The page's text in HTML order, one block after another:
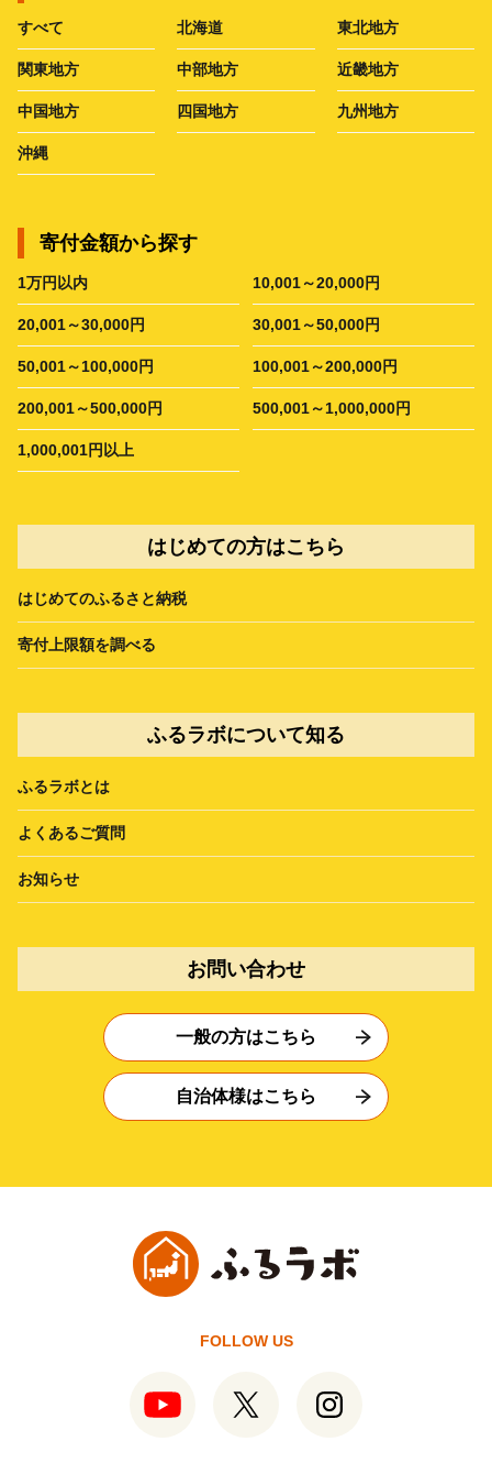
すべて 北海道 東北地方
関東地方 中部地方 近畿地方
中国地方 四国地方 九州地方
沖縄
寄付金額から探す
1万円以内 10,001～20,000円
20,001～30,000円 30,001～50,000円
50,001～100,000円 100,001～200,000円
200,001～500,000円 500,001～1,000,000円
1,000,001円以上
はじめての方はこちら
はじめてのふるさと納税
寄付上限額を調べる
ふるラボについて知る
ふるラボとは
よくあるご質問
お知らせ
お問い合わせ
一般の方はこちら
自治体様はこちら
FOLLOW US